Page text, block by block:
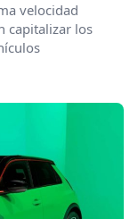
velocidad
capitalizar los